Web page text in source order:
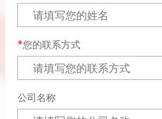
您的联系方式
公司名称